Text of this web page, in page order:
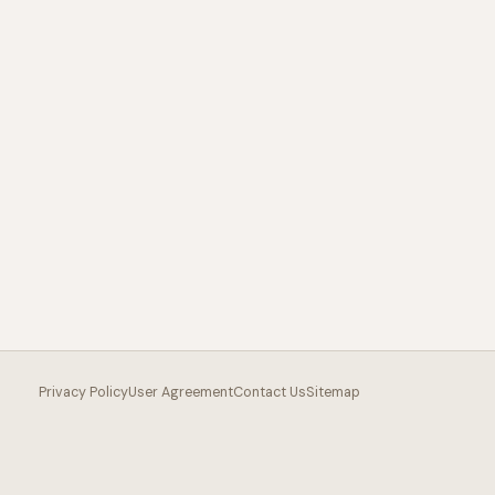
Privacy PolicyUser AgreementContact UsSitemap